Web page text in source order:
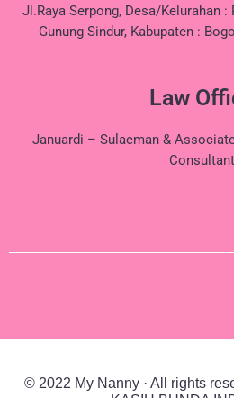
Jl.Raya Serpong, Desa/Kelurahan
Gunung Sindur, Kabupaten :
Law
Januardi – Sulaeman &
Consultant
© 2022 My Nanny · All rights